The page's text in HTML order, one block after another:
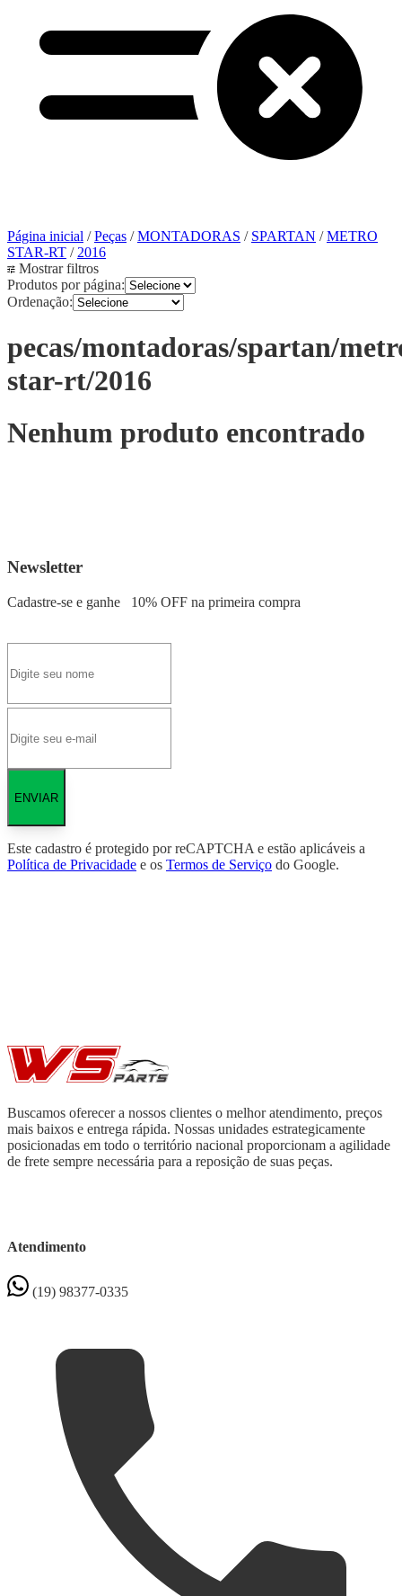
Página inicial /Peças /MONTADORAS / SPARTAN /METRO
STAR-RT /2016
Mostrar filtros
Produtos por página:
Ordenação:
pecas/montadoras/spartan/
star-rt/2016
Nenhum produto encontrado
Newsletter
Cadastre-se e ganhe 10% OFF na primeira compra
ENVIAR
Este cadastro é protegido por reCAPTCHA e estão aplicáveis a
Política de Privacidade e os Termos de Serviço do Google.
Buscamos oferecer a nossos clientes o melhor atendimento, preços
mais baixos e entrega rápida. Nossas unidades estrategicamente
posicionadas em todo o território nacional proporcionam a agilidade
de frete sempre necessária para a reposição de suas peças.
Atendimento
(19) 98377-0335